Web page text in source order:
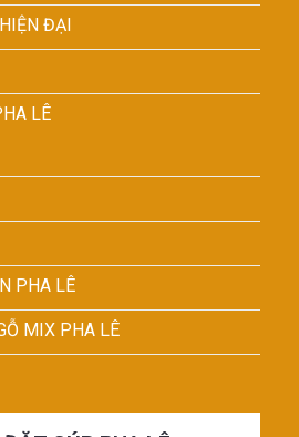
ĐẠI
LÊ
PHA LÊ
MIX PHA LÊ